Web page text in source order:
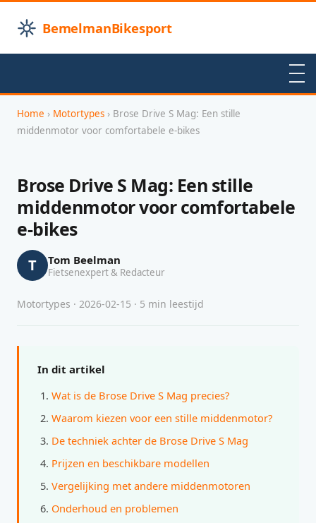
BemelmanBikesport
Home › Motortypes › Brose Drive S Mag: Een stille
middenmotor voor comfortabele e-bikes
Brose Drive S Mag: Een stille
middenmotor voor comfortabele
e-bikes
T Tom Beelman
Fietsenexpert & Redacteur
Motortypes · 2026-02-15 · 5 min leestijd
In dit artikel
Wat is de Brose Drive S Mag precies?
Waarom kiezen voor een stille middenmotor?
De techniek achter de Brose Drive S Mag
Prijzen en beschikbare modellen
Vergelijking met andere middenmotoren
Onderhoud en problemen